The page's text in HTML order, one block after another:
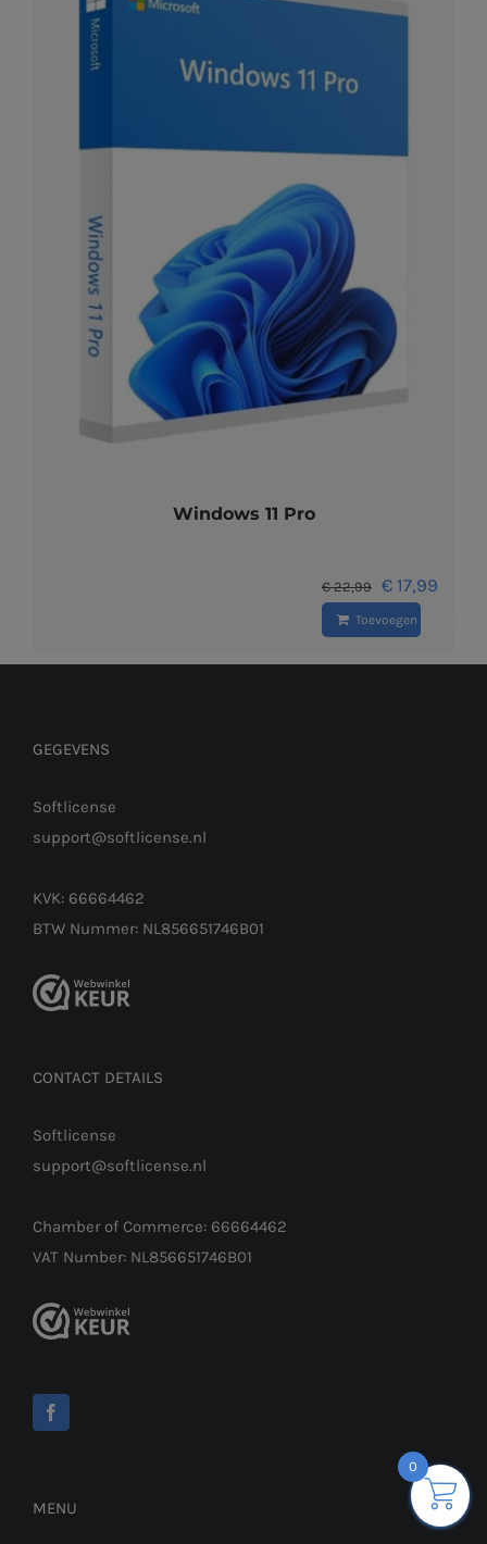
Windows 11 Pro
€22,99
prijs
€ 17,99
Toevoegen aan
GEGEVENS
Softlicense
support@softlicense.nl
KVK: 66664462
BTW Nummer: NL856651746B01
CONTACT DETAILS
Softlicense
support@softlicense.nl
Chamber of Commerce: 66664462
VAT Number: NL856651746B01
MENU
0